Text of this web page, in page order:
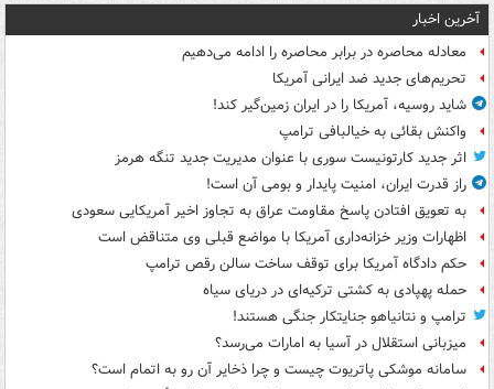
آخرین اخبار
معادله محاصره در برابر محاصره را ادامه می‌دهیم
تحریم‌های جدید ضد ایرانی آمریکا
شاید روسیه، آمریکا را در ایران زمین‌گیر کند!
واکنش بقائی به خیالبافی ترامپ
اثر جدید کارتونیست سوری با عنوان مدیریت جدید تنگه هرمز
راز قدرت ایران، امنیت پایدار و بومی آن است!
به تعویق افتادن پاسخ مقاومت عراق به تجاوز اخیر آمریکایی سعودی
اظهارات وزیر خزانه‌داری آمریکا با مواضع قبلی وی متناقض است
حکم دادگاه آمریکا برای توقف ساخت سالن رقص ترامپ
حمله پهپادی به کشتی ترکیه‌ای در دریای سیاه
ترامپ و نتانیاهو جنایتکار جنگی هستند!
میزبانی استقلال در آسیا به امارات می‌رسد؟
سامانه موشکی پاتریوت چیست و چرا ذخایر آن رو به اتمام است؟